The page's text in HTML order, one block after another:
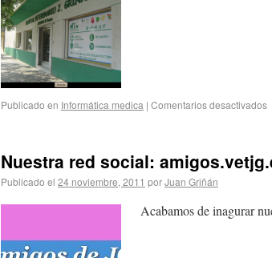
Publicado en Informática medica | Comentarios desactivados
Nuestra red social:
Publicado el 24 noviembre, 2011 porJuan Griñán
Acabamos de inagurar